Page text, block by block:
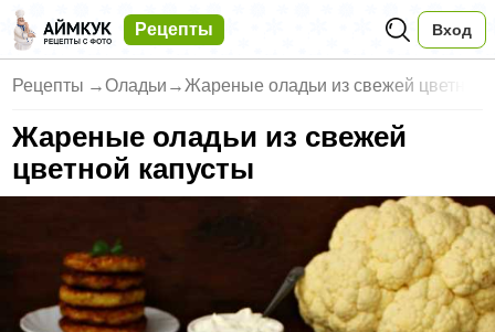
Рецепты Вход
Рецепты →Оладьи → Жареные оладьи из свежей цветн
Жареные оладьи из свежей
цветной капусты